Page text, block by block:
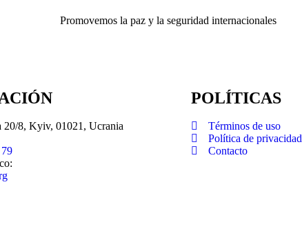
Promovemos la paz y la seguridad internacionales
20/8, Kyiv, 01021, Ucrania
POLÍTICAS
Términos de uso
Política de privacidad
Contacto